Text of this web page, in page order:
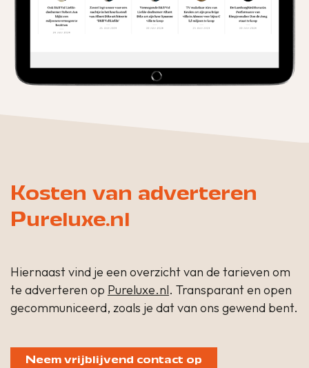
Kosten van adverteren
Pureluxe.nl
Hiernaast vind je een overzicht van de tarieven om
te adverteren op Pureluxe.nl. Transparant en open
gecommuniceerd, zoals je dat van ons gewend bent.
Neem vrijblijvend contact op